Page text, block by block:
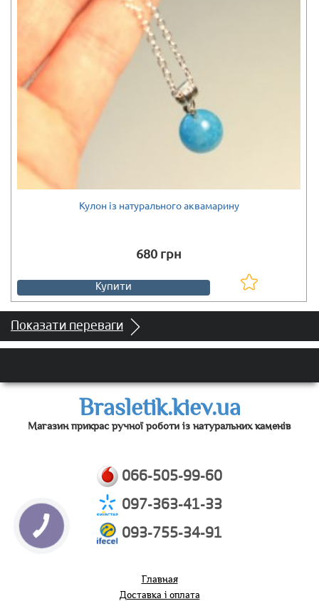
Кулон із натурального аквамарину
680 грн
Купити
Є в наявності
Показати переваги
Brasletik.kiev.ua
Магазин прикрас ручної роботи із натуральних каменів
066-505-99-60
097-363-41-33
093-755-34-91
Главная
Доставка і оплата